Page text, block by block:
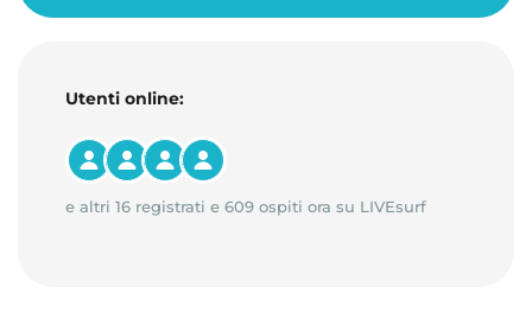
Utenti online:
e altri 16 registrati e 609 ospiti ora su LIVEsurf